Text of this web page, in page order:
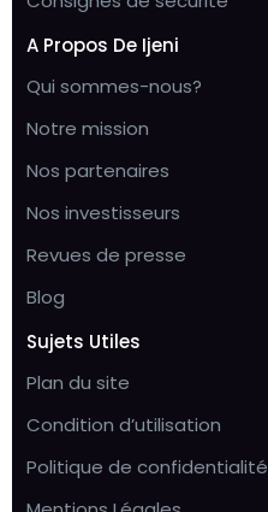
A Propos De Ijeni
Qui sommes-nous?
Notre mission
Nos partenaires
Nos investisseurs
Revues de presse
Blog
Sujets Utiles
Plan du site
Condition d’utilisation
Politique de confidentialité